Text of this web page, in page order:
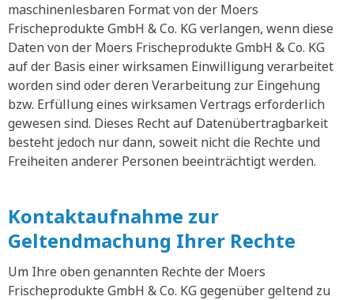
maschinenlesbaren Format von der Moers
Frischeprodukte GmbH & Co. KG verlangen, wenn diese
Daten von der Moers Frischeprodukte GmbH & Co. KG
auf der Basis einer wirksamen Einwilligung verarbeitet
worden sind oder deren Verarbeitung zur Eingehung
bzw. Erfüllung eines wirksamen Vertrags erforderlich
gewesen sind. Dieses Recht auf Datenübertragbarkeit
besteht jedoch nur dann, soweit nicht die Rechte und
Freiheiten anderer Personen beeinträchtigt werden.
Kontaktaufnahme zur
Geltendmachung Ihrer Rechte
Um Ihre oben genannten Rechte der Moers
Frischeprodukte GmbH & Co. KG gegenüber geltend zu